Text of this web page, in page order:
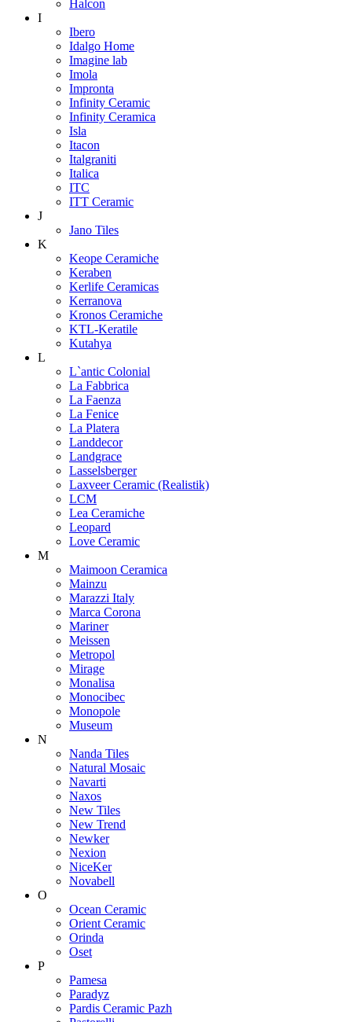
Halcon
I
Ibero
Idalgo Home
Imagine lab
Imola
Impronta
Infinity Ceramic
Infinity Ceramica
Isla
Itacon
Italgraniti
Italica
ITC
ITT Ceramic
J
Jano Tiles
K
Keope Ceramiche
Keraben
Kerlife Ceramicas
Kerranova
Kronos Ceramiche
KTL-Keratile
Kutahya
L
L`antic Colonial
La Fabbrica
La Faenza
La Fenice
La Platera
Landdecor
Landgrace
Lasselsberger
Laxveer Ceramic (Realistik)
LCM
Lea Ceramiche
Leopard
Love Ceramic
M
Maimoon Ceramica
Mainzu
Marazzi Italy
Marca Corona
Mariner
Meissen
Metropol
Mirage
Monalisa
Monocibec
Monopole
Museum
N
Nanda Tiles
Natural Mosaic
Navarti
Naxos
New Tiles
New Trend
Newker
Nexion
NiceKer
Novabell
O
Ocean Ceramic
Orient Ceramic
Orinda
Oset
P
Pamesa
Paradyz
Pardis Ceramic Pazh